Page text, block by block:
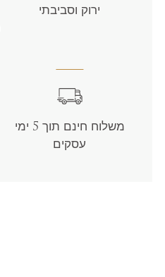
ירוק וסביבתי
משלוח חינם תוך 5 ימי
עסקים